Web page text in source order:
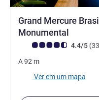
Grand Mercure
Monumental
Classificação clientes
4.4/5
A92 m
Ver em um mapa